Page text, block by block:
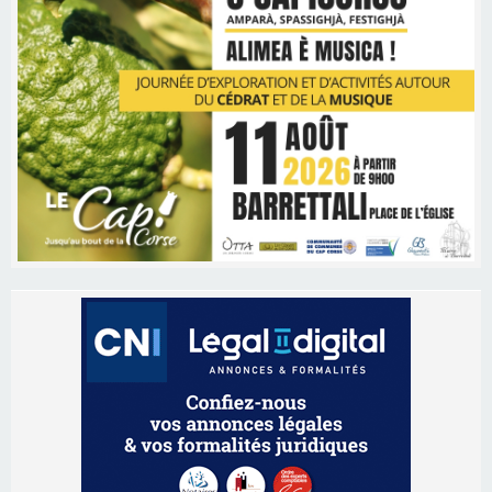
Les brèves
Sénatoriales 2B – Jean-François Gaspari retire
sa candidature